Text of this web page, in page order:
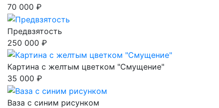
70 000 ₽
Предвзятость
250 000 ₽
Картина с желтым цветком "Смущение"
35 000 ₽
Ваза с синим рисунком